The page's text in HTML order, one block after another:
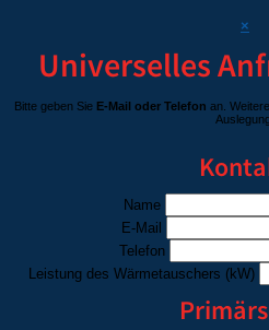
×
Universelles
Bitte geben Sie E-Mail oder Telefon an.
Name
E-Mail
Telefon
Leistung des Wärmetauschers (kW)